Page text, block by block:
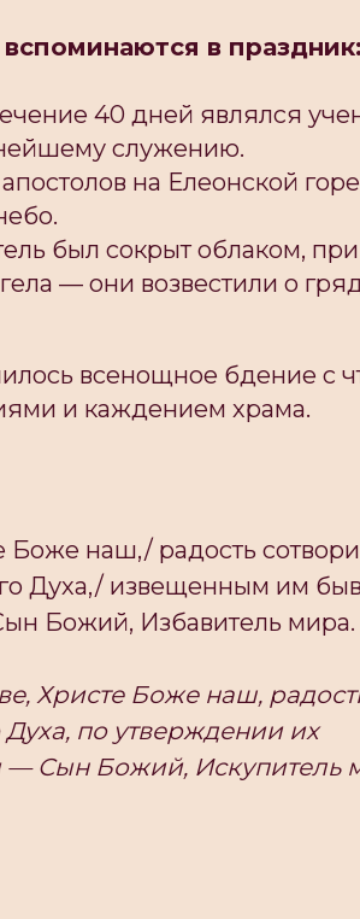
в праздник:
40 дней являлся
служению.
на Елеонской
был сокрыт облаком, при
— они возвестили о
всенощное бдение с
и каждением храма.
Боже наш,/ радость
Духа,/ извещенным им
Божий, Избавитель мира.
Христе Боже наш,
по утверждении их
— Сын Божий, Искупитель